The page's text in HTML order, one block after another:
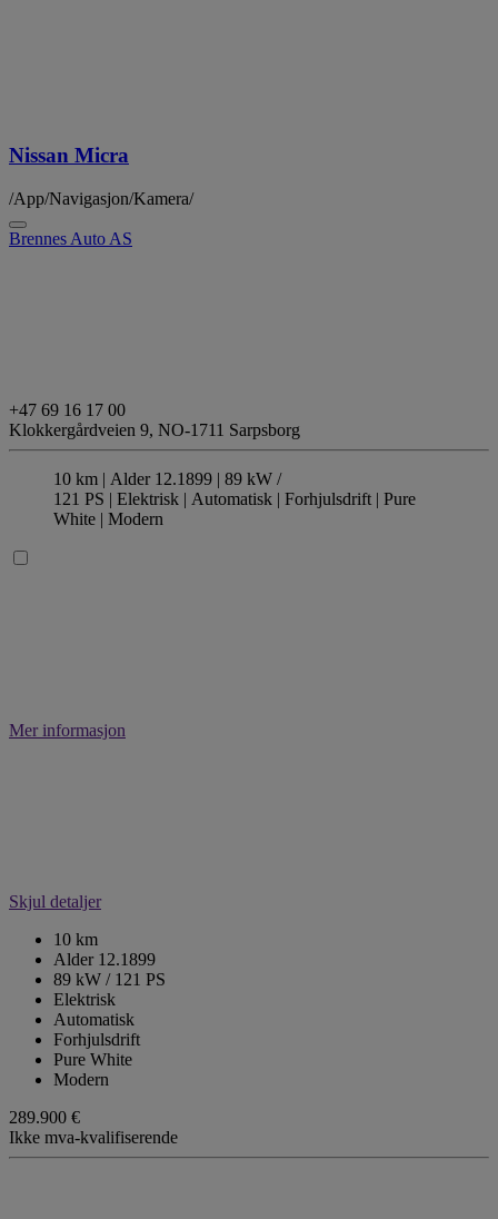
Nissan Micra
/App/Navigasjon/Kamera/
Brennes Auto AS
+47 69 16 17 00
Klokkergårdveien 9, NO-1711 Sarpsborg
10 km | Alder 12.1899 | 89 kW /
121 PS | Elektrisk | Automatisk | Forhjulsdrift | Pure
White | Modern
Mer informasjon
Skjul detaljer
10 km
Alder 12.1899
89 kW / 121 PS
Elektrisk
Automatisk
Forhjulsdrift
Pure White
Modern
289.900 €
Ikke mva-kvalifiserende